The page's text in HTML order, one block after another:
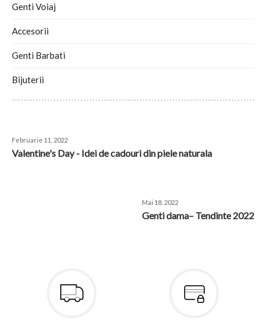
Genti Voiaj
Accesorii
Genti Barbati
Bijuterii
Februarie 11, 2022
Valentine's Day - Idei de cadouri din piele naturala
Mai 18, 2022
Genti dama– Tendinte 2022